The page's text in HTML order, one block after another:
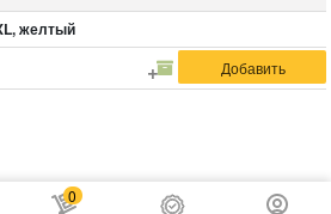
желтый
0